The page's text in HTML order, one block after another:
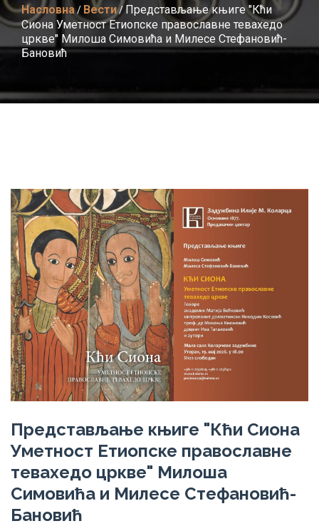
Насловна/ Вести/Представљање књиге "Кћи
Сиона Уметност Етиопске православне тевахедо
цркве" Милоша Симовића и Милесе Стефановић-
Бановић
Представљање књиге "Кћи Сиона
Уметност Етиопске православне
тевахедо цркве" Милоша
Симовића и Милесе Стефановић-
Бановић